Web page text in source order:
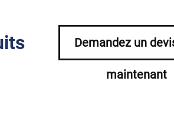
Demandez un
maintenant